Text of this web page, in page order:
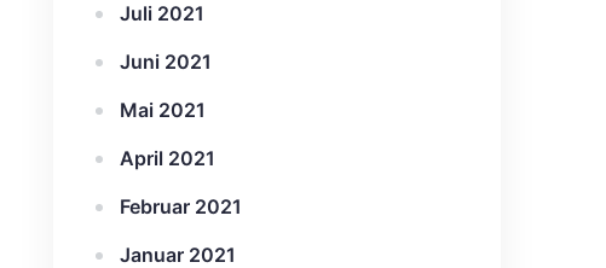
Juli 2021
Juni 2021
Mai 2021
April 2021
Februar 2021
Januar 2021